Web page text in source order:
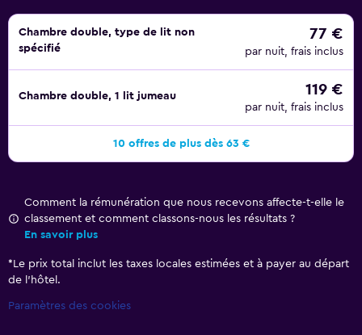
piscine extérieure et un bain à remous se trouvent sur
place. Les infrastructures de loisir incluent également un
sauna.
Chambre double, type de lit non
spécifié
77 €
par nuit, frais inclus
Chambre double, 1 lit jumeau 119 €
par nuit, frais inclus
10 offres de plus dès 63 €
Comment la rémunération que nous recevons affecte-t-elle le
classement et comment classons-nous les résultats ?
En savoir plus
* Le prix total inclut les taxes locales estimées et à payer au départ
de l’hôtel.
Paramètres des cookies